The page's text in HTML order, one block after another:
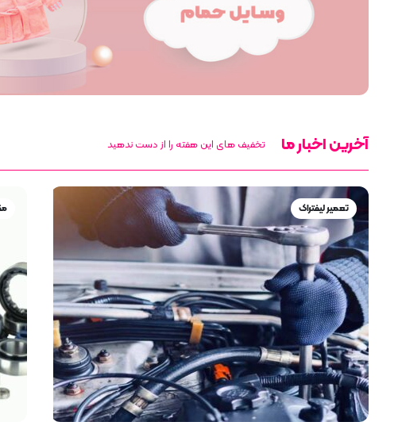
آخرین اخبار ما تخفیف های این هفته را از دست ندهید
تعمیر لیفتراک